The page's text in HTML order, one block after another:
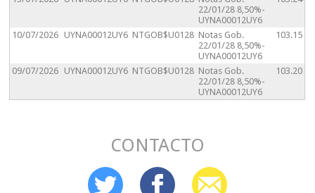
22/01/28 8,50%-
UYNA00012UY6
10/07/2026 UYNA00012UY6 NTGOB$U0128 Notas Gob.
22/01/28 8,50%-
UYNA00012UY6
103.15
09/07/2026 UYNA00012UY6 NTGOB$U0128 Notas Gob.
22/01/28 8,50%-
UYNA00012UY6
103.20
CONTACTO